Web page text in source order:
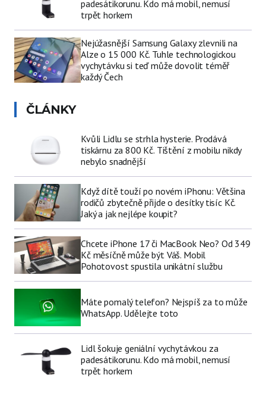
padesátikorunu. Kdo má mobil, nemusí
trpět horkem
Nejúžasnější Samsung Galaxy zlevnili na
Alze o 15 000 Kč. Tuhle technologickou
vychytávku si teď může dovolit téměř
každý Čech
ČLÁNKY
Kvůli Lidlu se strhla hysterie. Prodává
tiskárnu za 800 Kč. Tištění z mobilu nikdy
nebylo snadnější
Když dítě touží po novém iPhonu: Většina
rodičů zbytečně přijde o desítky tisíc Kč.
Jaký a jak nejlépe koupit?
Chcete iPhone 17 či MacBook Neo? Od 349
Kč měsíčně může být Váš. Mobil
Pohotovost spustila unikátní službu
Máte pomalý telefon? Nejspíš za to může
WhatsApp. Udělejte toto
Lidl šokuje geniální vychytávkou za
padesátikorunu. Kdo má mobil, nemusí
trpět horkem